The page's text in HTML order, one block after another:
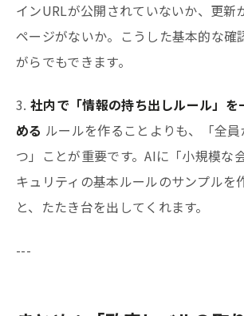
インURLが公開されていないか、更新
ページがないか。こうした基本的な確
がらでもできます。
3. 社内で「情報の持ち出しルール」を
める ルールを作ることよりも、「全
つ」ことが重要です。AIに「小規模な
キュリティの基本ルールのサンプルを
と、たたき台を出してくれます。
---